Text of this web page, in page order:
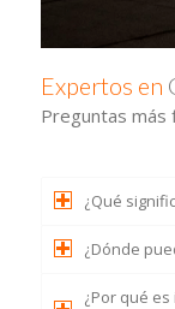
Expertos en
Preguntas más
¿Qué
¿Dónde
¿Por qué